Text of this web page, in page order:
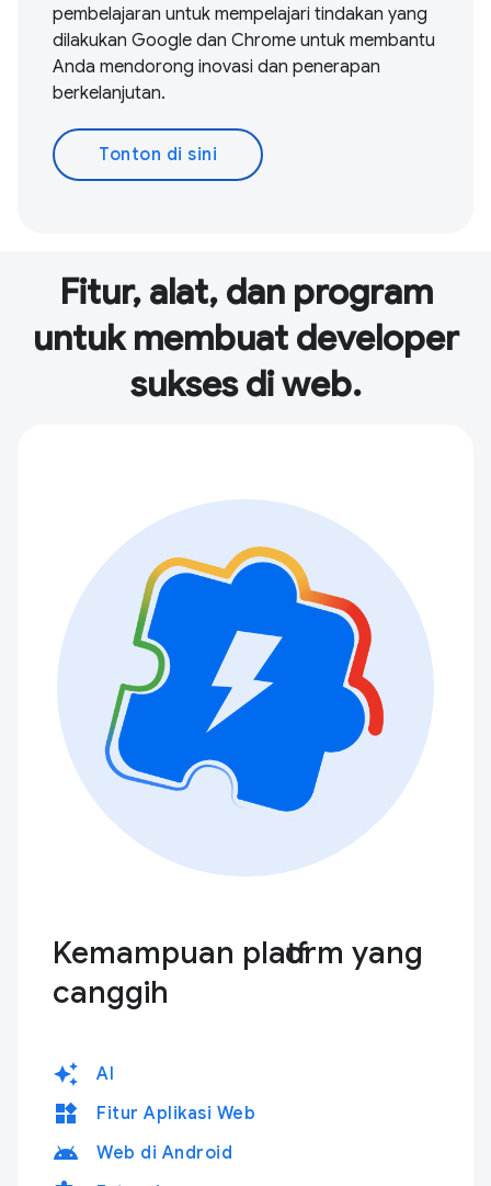
pembelajaran untuk mempelajari tindakan yang
dilakukan Google dan Chrome untuk membantu
Anda mendorong inovasi dan penerapan
berkelanjutan.
Tonton di sini
Fitur, alat, dan program
untuk membuat developer
sukses di web.
Kemampuan platform yang
canggih
auto_awesome AI
widgets Fitur Aplikasi Web
android Web di Android